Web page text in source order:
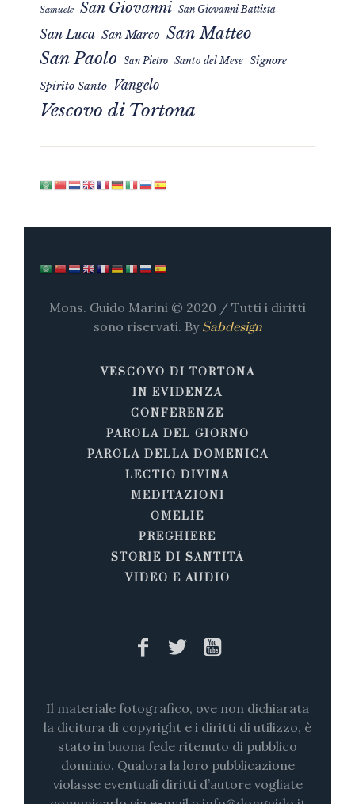
Samuele San Giovanni San Giovanni Battista
San Luca San Marco San Matteo
San Paolo San Pietro Santo del Mese Signore
Spirito Santo Vangelo
Vescovo di Tortona
Mons. Guido Marini © 2020 / Tutti i diritti
sono riservati. By Sabdesign
VESCOVO DI TORTONA
IN EVIDENZA
CONFERENZE
PAROLA DEL GIORNO
PAROLA DELLA DOMENICA
LECTIO DIVINA
MEDITAZIONI
OMELIE
PREGHIERE
STORIE DI SANTITÀ
VIDEO E AUDIO
Il materiale fotografico, ove non dichiarata
la dicitura di copyright e i diritti di utilizzo, è
stato in buona fede ritenuto di pubblico
dominio. Qualora la loro pubblicazione
violasse eventuali diritti d’autore vogliate